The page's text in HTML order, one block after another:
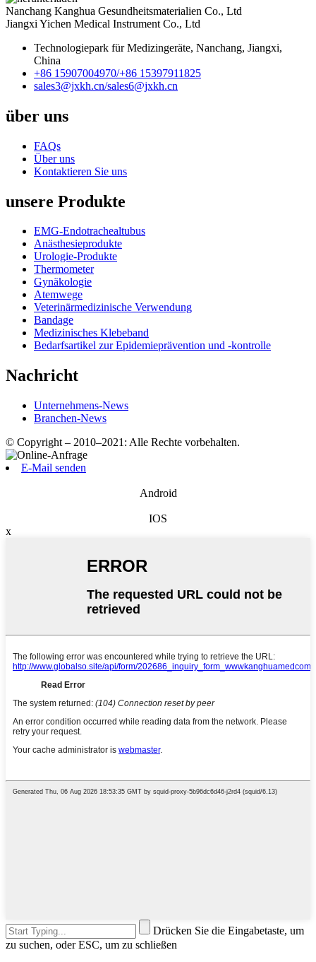
Nanchang Kanghua Gesundheitsmaterialien Co., Ltd
Jiangxi Yichen Medical Instrument Co., Ltd
Technologiepark für Medizingeräte, Nanchang, Jiangxi,
China
+86 15907004970/+86 15397911825
sales3@jxkh.cn/sales6@jxkh.cn
über uns
FAQs
Über uns
Kontaktieren Sie uns
unsere Produkte
EMG-Endotrachealtubus
Anästhesieprodukte
Urologie-Produkte
Thermometer
Gynäkologie
Atemwege
Veterinärmedizinische Verwendung
Bandage
Medizinisches Klebeband
Bedarfsartikel zur Epidemieprävention und -kontrolle
Nachricht
Unternehmens-News
Branchen-News
© Copyright – 2010–2021: Alle Rechte vorbehalten.
E-Mail senden
Android
IOS
x
Drücken Sie die Eingabetaste, um
zu suchen, oder ESC, um zu schließen